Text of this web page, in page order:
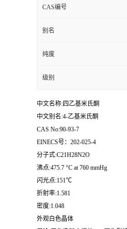
CAS编号
别名
纯度
级别
中文名称:四乙基米氏酮
中文别名:4-乙基米氏酮
CAS No:90-93-7
EINECS号：202-025-4
分子式:C21H28N2O
沸点:475.7 °C at 760 mmHg
闪光点:151℃
折射率:1.581
密度:1.048
外观白色晶体